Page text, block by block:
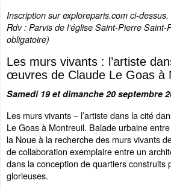
Inscription sur exploreparis.com ci-dessus.
Rdv : Parvis de l’église Saint-Pierre
obligatoire)
Les murs vivants : l’artiste
œuvres de Claude Le Goas à
Samedi 19 et dimanche 20 septembre
Les murs vivants – l’artiste dans la cité
Le Goas à Montreuil. Balade urbaine
la Noue à la recherche des murs vivants
de collaboration exemplaire entre un
dans la conception de quartiers construits
glorieuses.